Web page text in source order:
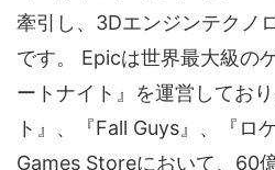
牽引し、3Dエンジンテクノ
です。 Epicは世界最大級の
ートナイト』を運営してお
ト』、『Fall Guys』、『ロ
Games Storeにおいて、60